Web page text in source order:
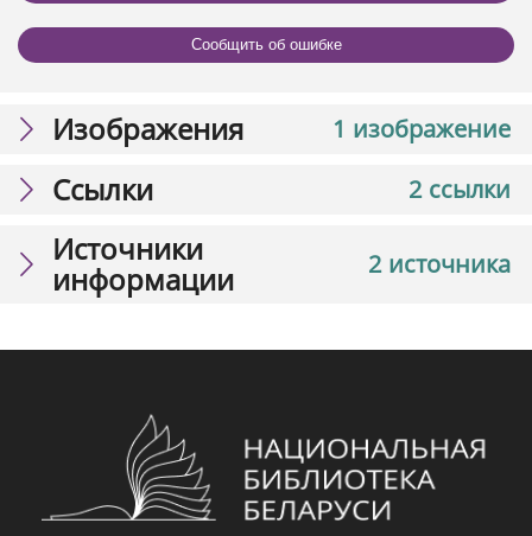
Сообщить об ошибке
1 изображение
Изображения
2 ссылки
Ссылки
2 источника
Источники
информации